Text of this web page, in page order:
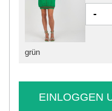
grün
-
EINLOGGEN